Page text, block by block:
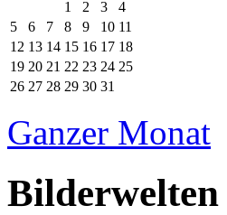
1
2 3
4
5
6 7 8 9 10 11
12 13 14 15 16 17 18
19 20 21 22 23 24 25
26 27 28 29 30 31
Ganzer Monat
Bilderwelten